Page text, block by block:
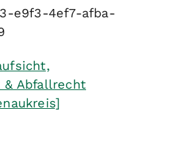
e9f3-4ef7-afba-
& Abfallrecht